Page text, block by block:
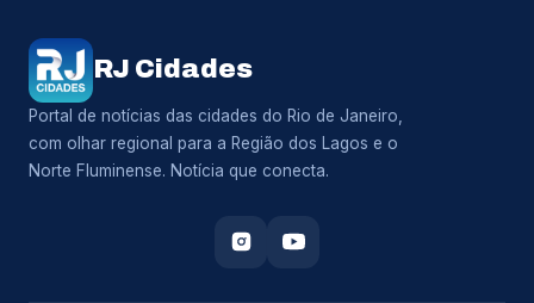
RJ Cidades
Portal de notícias das cidades do Rio de Janeiro,
com olhar regional para a Região dos Lagos e o
Norte Fluminense. Notícia que conecta.